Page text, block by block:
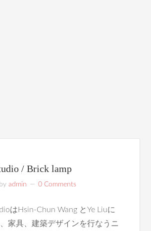
/ Brick lamp
byadmin 0 Comments
はHsin-Chun Wang とYe Liuに
家具、建築デザインを行なうニ